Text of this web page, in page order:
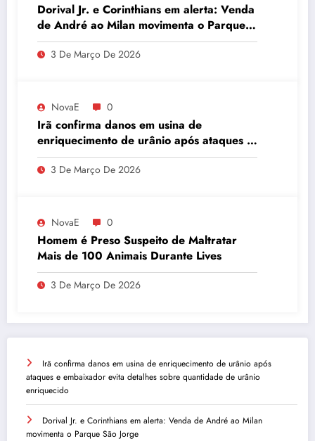
Dorival Jr. e Corinthians em alerta: Venda
de André ao Milan movimenta o Parque
São Jorge
3 De Março De 2026
NovaE 0
Irã confirma danos em usina de
enriquecimento de urânio após ataques e
embaixador evita detalhes sobre
quantidade de urânio enriquecido
3 De Março De 2026
NovaE 0
Homem é Preso Suspeito de Maltratar
Mais de 100 Animais Durante Lives
3 De Março De 2026
Irã confirma danos em usina de enriquecimento de urânio após
ataques e embaixador evita detalhes sobre quantidade de urânio
enriquecido
Dorival Jr. e Corinthians em alerta: Venda de André ao Milan
movimenta o Parque São Jorge